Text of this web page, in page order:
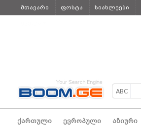
მთავარი ფოსტა სიახლეები
ქართული ევროპული აზიური